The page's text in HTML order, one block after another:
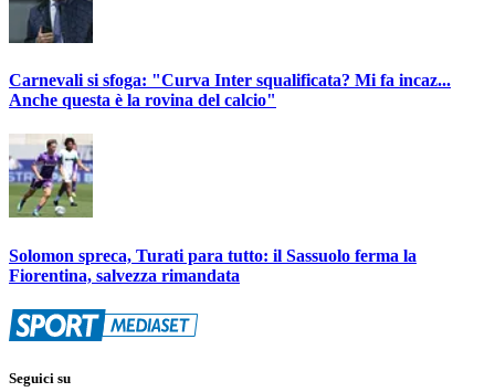
Carnevali si sfoga: "Curva Inter squalificata? Mi fa incaz...
Anche questa è la rovina del calcio"
Solomon spreca, Turati para tutto: il Sassuolo ferma la
Fiorentina, salvezza rimandata
Seguici su